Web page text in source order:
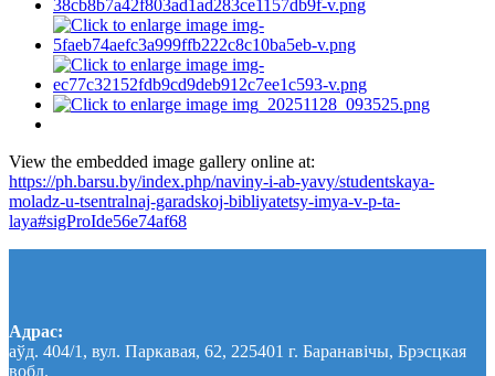
View the embedded image gallery online at:
https://ph.barsu.by/index.php/naviny-i-ab-yavy/studentskaya-
moladz-u-tsentralnaj-garadskoj-bibliyatetsy-imya-v-p-ta-
laya#sigProIde56e74af68
Адрас:
аўд. 404/1, вул. Паркавая, 62, 225401 г. Баранавічы, Брэсцкая
вобл.